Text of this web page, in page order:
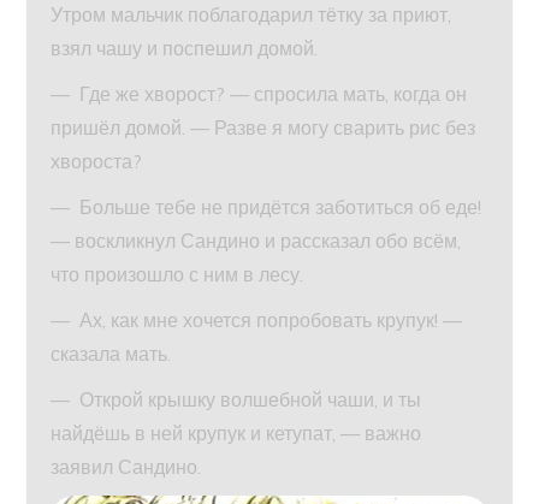
Утром мальчик поблагодарил тётку за приют,
взял чашу и поспешил домой.
— Где же хворост? — спросила мать, когда он
пришёл домой. — Разве я могу сварить рис без
хвороста?
— Больше тебе не придётся заботиться об еде!
— воскликнул Сандино и рассказал обо всём,
что произошло с ним в лесу.
— Ах, как мне хочется попробовать крупук! —
сказала мать.
— Открой крышку волшебной чаши, и ты
найдёшь в ней крупук и кетупат, — важно
заявил Сандино.